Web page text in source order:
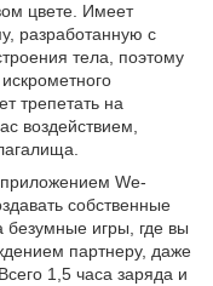
цвете. Имеет
разработанную с
тела, поэтому
трепетать на
воздействием,
We-
собственные
игры, где вы
партнеру, даже
1,5 часа заряда и